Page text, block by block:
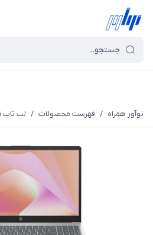
نوآور همراه / فهرست محصولات / لپ تاپ 15.6 اینچی اچ پی مدل FD0355nia - B